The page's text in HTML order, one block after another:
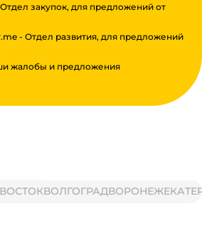
закупок, для предложений от
- Отдел развития, для предложений
жалобы и предложения
ВОЛГОГРАДВОРОНЕЖ